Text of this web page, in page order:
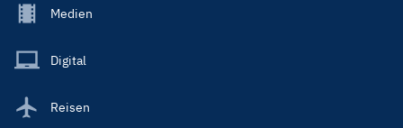
Footer
Main
Medien
Digital
Reisen